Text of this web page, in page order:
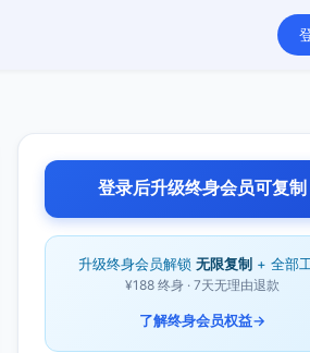
登录后升级终身会员可复制
升级终身会员解锁 无限复制 + 全部
¥188 终身 · 7天无理由退款
了解终身会员权益→